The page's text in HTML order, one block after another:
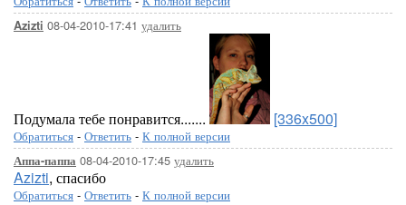
Azizti 08-04-2010-17:41 удалить
Подумала тебе понравится....... [336x500]
Обратиться - Ответить - К полной версии
Аппа-паппа 08-04-2010-17:45 удалить
Azizti, спасибо
Обратиться - Ответить - К полной версии